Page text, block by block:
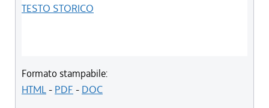
TESTO STORICO
Formato stampabile:
HTML- PDF - DOC